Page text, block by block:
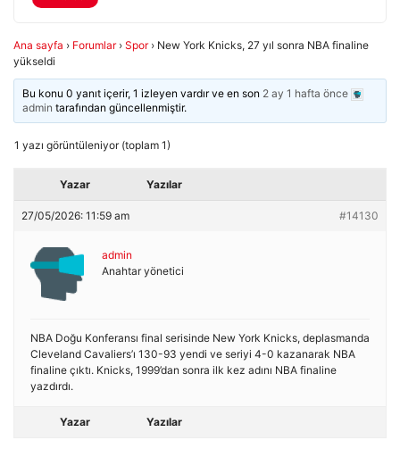
Ana sayfa › Forumlar › Spor › New York Knicks, 27 yıl sonra NBA finaline
yükseldi
Bu konu 0 yanıt içerir, 1 izleyen vardır ve en son 2 ay 1 hafta önce
admin tarafından güncellenmiştir.
1 yazı görüntüleniyor (toplam 1)
Yazar Yazılar
27/05/2026: 11:59 am #14130
admin
Anahtar yönetici
NBA Doğu Konferansı final serisinde New York Knicks, deplasmanda
Cleveland Cavaliers’ı 130-93 yendi ve seriyi 4-0 kazanarak NBA
finaline çıktı. Knicks, 1999’dan sonra ilk kez adını NBA finaline
yazdırdı.
Yazar Yazılar